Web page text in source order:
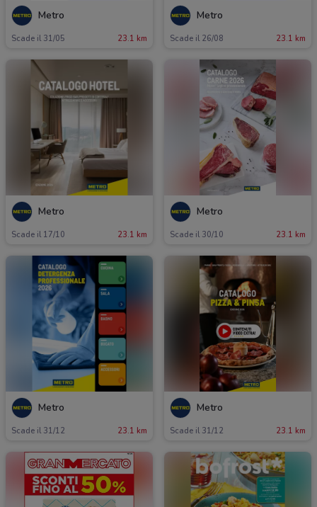
Metro
Scade il 31/05 23.1 km
Metro
Scade il 26/08 23.1 km
Metro
Scade il 17/10 23.1 km
Metro
Scade il 30/10 23.1 km
Metro
Scade il 31/12 23.1 km
Metro
Scade il 31/12 23.1 km